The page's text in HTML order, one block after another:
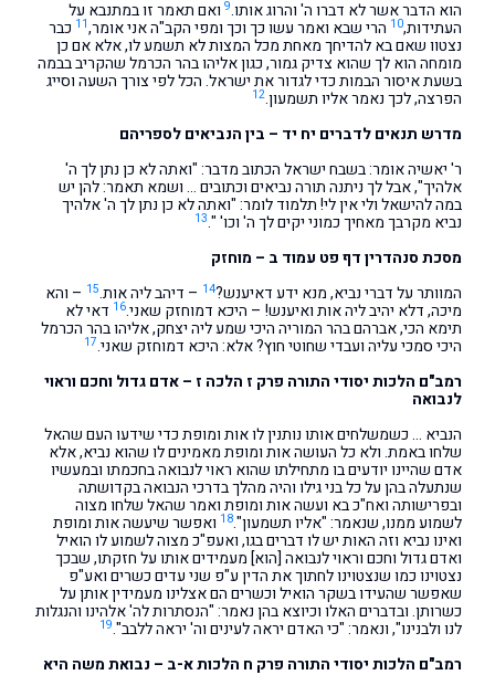
הוא הדבר אשר לא דברו ה' והרוג אותו.9 ואם תאמר זו במתנבא על
העתידות,10 הרי שבא ואמר עשו כך וכך ומפי הקב"ה אני אומר,11 כבר
נצטוו שאם בא להדיחך מאחת מכל המצות לא תשמע לו, אלא אם כן
מומחה הוא לך שהוא צדיק גמור, כגון אליהו בהר הכרמל שהקריב בבמה
בשעת איסור הבמות כדי לגדור את ישראל. הכל לפי צורך השעה וסייג
הפרצה, לכך נאמר אליו תשמעון.12
מדרש תנאים לדברים יח יד – בין הנביאים לספריהם
ר' יאשיה אומר: בשבח ישראל הכתוב מדבר: "ואתה לא כן נתן לך ה'
אלהיך", אבל לך ניתנה תורה נביאים וכתובים … ושמא תאמר: להן יש
במה להישאל ולי אין לי! תלמוד לומר: "ואתה לא כן נתן לך ה' אלהיך
נביא מקרבך מאחיך כמוני יקים לך ה' וכו' ".13
מסכת סנהדרין דף פט עמוד ב – מוחזק
המוותר על דברי נביא, מנא ידע דאיענש?14 – דיהב ליה אות.15 – והא
מיכה, דלא יהיב ליה אות ואיענש! – היכא דמוחזק שאני.16 דאי לא
תימא הכי, אברהם בהר המוריה היכי שמע ליה יצחק, אליהו בהר הכרמל
היכי סמכי עליה ועבדי שחוטי חוץ? אלא: היכא דמוחזק שאני.17
רמב"ם הלכות יסודי התורה פרק ז הלכה ז – אדם גדול וחכם וראוי
לנבואה
הנביא … כשמשלחים אותו נותנין לו אות ומופת כדי שידעו העם שהאל
שלחו באמת. ולא כל העושה אות ומופת מאמינים לו שהוא נביא, אלא
אדם שהיינו יודעים בו מתחילתו שהוא ראוי לנבואה בחכמתו ובמעשיו
שנתעלה בהן על כל בני גילו והיה מהלך בדרכי הנבואה בקדושתה
ובפרישותה ואח"כ בא ועשה אות ומופת ואמר שהאל שלחו מצוה
לשמוע ממנו, שנאמר: "אליו תשמעון".18 ואפשר שיעשה אות ומופת
ואינו נביא וזה האות יש לו דברים בגו, ואעפ"כ מצוה לשמוע לו הואיל
ואדם גדול וחכם וראוי לנבואה [הוא] מעמידים אותו על חזקתו, שבכך
נצטוינו כמו שנצטוינו לחתוך את הדין ע"פ שני עדים כשרים ואע"פ
שאפשר שהעידו בשקר הואיל וכשרים הם אצלינו מעמידין אותן על
כשרותן. ובדברים האלו וכיוצא בהן נאמר: "הנסתרות לה' אלהינו והנגלות
לנו ולבנינו", ונאמר: "כי האדם יראה לעינים וה' יראה ללבב".19
רמב"ם הלכות יסודי התורה פרק ח הלכות א-ב – נבואת משה היא